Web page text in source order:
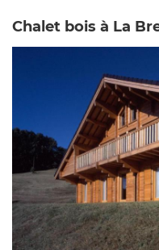
Chalet bois à La